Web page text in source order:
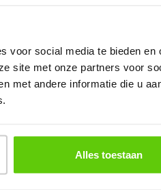
voor social media te bieden en
site met onze partners voor
met andere informatie die u
Alles toestaan
10. Leg
op